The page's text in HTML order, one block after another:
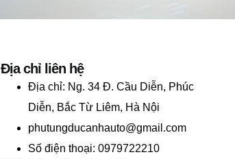
Địa chỉ liên hệ
Địa chỉ: Ng. 34 Đ. Cầu Diễn, Phúc
Diễn, Bắc Từ Liêm, Hà Nội
phutungducanhauto@gmail.com
Số điện thoại: 0979722210